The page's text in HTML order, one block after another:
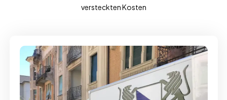
versteckten Kosten